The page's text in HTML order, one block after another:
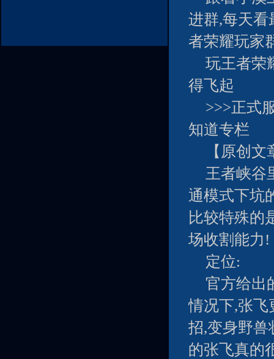
进群,每天看
者荣耀玩家
玩王者荣
得飞起
>>>正式
知道专栏
【原创
王者峡谷
通模式下坑
比较特殊的
场收割能力!
定位:
官方给出
情况下,张飞
招,变身野兽
的张飞真的